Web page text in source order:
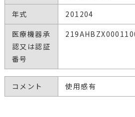
年式
201204
医療機器承
認又は認証
番号
コメント 使用感有